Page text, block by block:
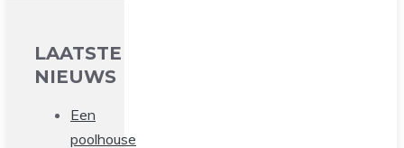
LAATSTE
NIEUWS
Een
poolhouse